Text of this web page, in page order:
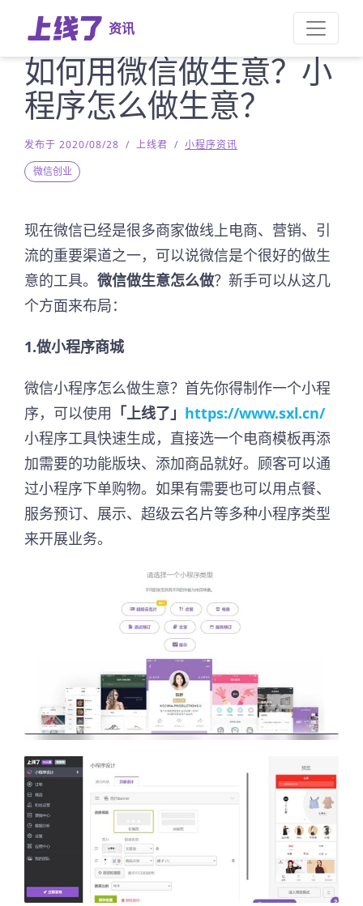
资讯
如何用微信做生意？小
程序怎么做生意？
发布于 2020/08/28 / 上线君 / 小程序资讯
微信创业
现在微信已经是很多商家做线上电商、营销、引
流的重要渠道之一，可以说微信是个很好的做生
意的工具。 微信做生意怎么做？新手可以从这几
个方面来布局：
1.做小程序商城
微信小程序怎么做生意？首先你得制作一个小程
序，可以使用 「上线了」 https://www.sxl.cn/
小程序工具快速生成，直接选一个电商模板再添
加需要的功能版块、添加商品就好。顾客可以通
过小程序下单购物。如果有需要也可以用点餐、
服务预订、展示、超级云名片等多种小程序类型
来开展业务。